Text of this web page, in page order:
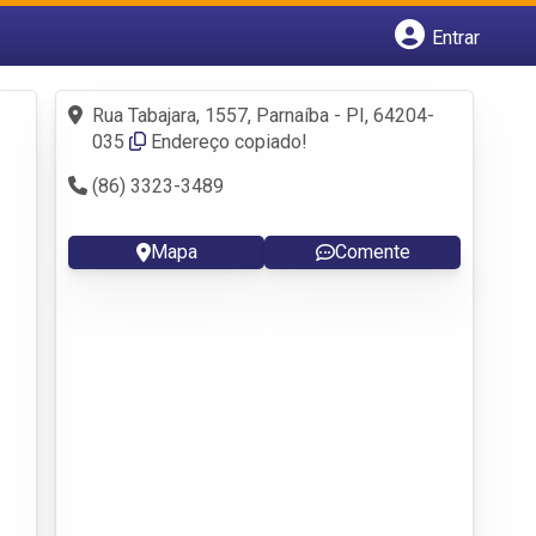
Entrar
Fazer login
Criar conta
Rua Tabajara, 1557, Parnaíba - PI, 64204-
035
Endereço copiado!
(86) 3323-3489
Mapa Comente